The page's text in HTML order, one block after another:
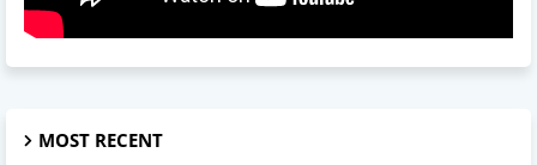
MOST RECENT